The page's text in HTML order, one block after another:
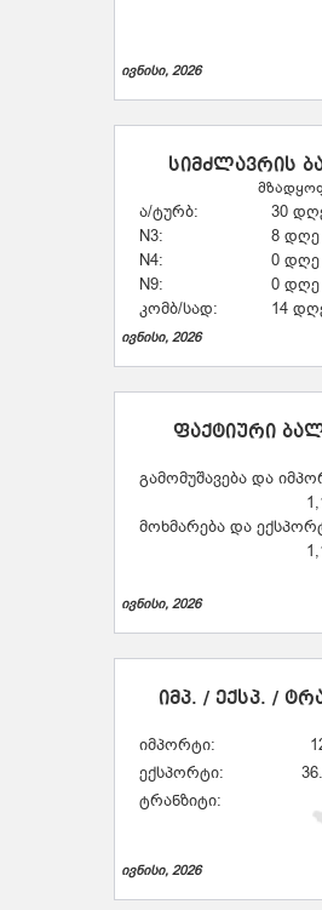
ივნისი, 2026
სიმძლავრის
ა/ტურბ:
30
N3:
8 დღე
N4:
0 დღე
N9:
0 დღე
კომბ/სად:
14
ივნისი, 2026
ფაქტიური
გამომუშავება და
მოხმარება და
ივნისი, 2026
იმპ. / ექსპ. /
იმპორტი:
ექსპორტი:
ტრანზიტი:
ივნისი, 2026